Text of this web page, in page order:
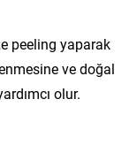
peeling yaparak
ve doğal
olur.